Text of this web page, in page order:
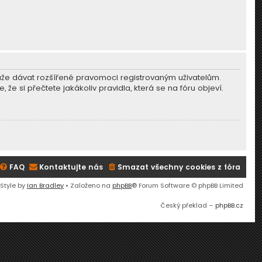
dávat rozšířené pravomoci registrovaným uživatelům.
že si přečtete jakákoliv pravidla, která se na fóru objeví.
Smazat všechny cookies z fóra
Kontaktujte nás
FAQ
by Ian Bradley • Založeno na phpBB® Forum Software © phpBB Limited
Český překlad – phpBB.cz